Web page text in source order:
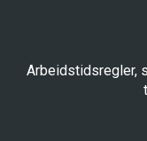
Arbeidstidsregler,